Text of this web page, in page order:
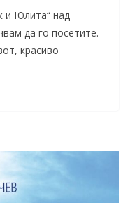
и Юлита“ над
да го посетите.
красиво